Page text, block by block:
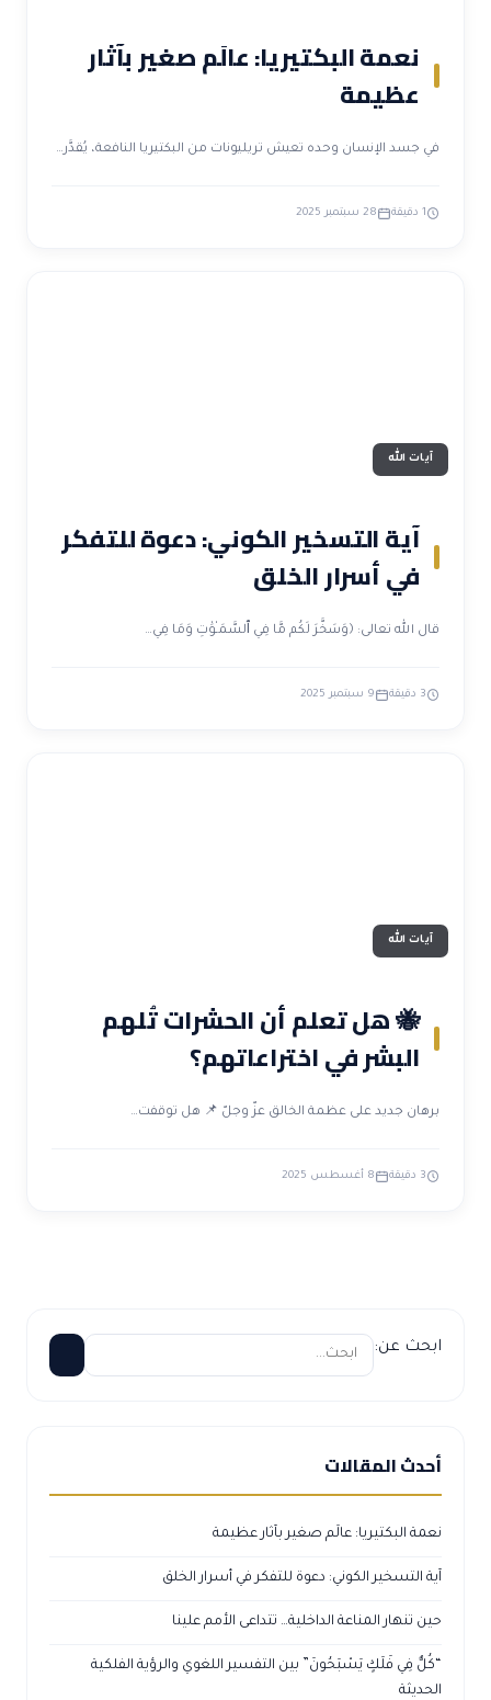
نعمة البكتيريا: عالَم صغير بآثار
عظيمة
في جسد الإنسان وحده تعيش تريليونات من البكتيريا النافعة، يُقدَّر…
1 دقيقة 28 سبتمبر 2025
آيات الله
آية التسخير الكوني: دعوة للتفكر
في أسرار الخلق
قال الله تعالى: ﴿وَسَخَّرَ لَكُم مَّا فِي ٱلسَّمَـٰوَٰتِ وَمَا فِي…
3 دقيقة 9 سبتمبر 2025
آيات الله
🐝 هل تعلم أن الحشرات تُلهم
البشر في اختراعاتهم؟
برهان جديد على عظمة الخالق عزّ وجلّ 📌 هل توقفت…
3 دقيقة 8 أغسطس 2025
ابحث عن:
أحدث المقالات
نعمة البكتيريا: عالَم صغير بآثار عظيمة
آية التسخير الكوني: دعوة للتفكر في أسرار الخلق
حين تنهار المناعة الداخلية… تتداعى الأمم علينا
“كُلٌّ فِي فَلَكٍ يَسْبَحُونَ” بين التفسير اللغوي والرؤية الفلكية
الحديثة